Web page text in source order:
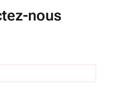
nous